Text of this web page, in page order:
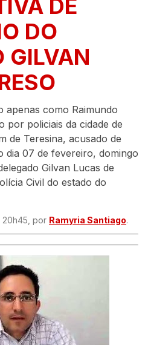
DE
DO
GILVAN
apenas como Raimundo
por policiais da cidade de
de Teresina, acusado de
dia 07 de fevereiro, domingo
Gilvan Lucas de
Civil do estado do
20h45, por Ramyria Santiago.